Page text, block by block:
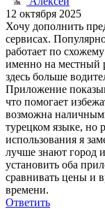
12 октября 2025
Хочу дополнить
сервисах.
работает по
именно на местный
здесь больше
Приложение
что помогает
возможна
турецком языке, но
использования я
лучше знают город
установить оба
сравнивать цены и
времени.
Ответить